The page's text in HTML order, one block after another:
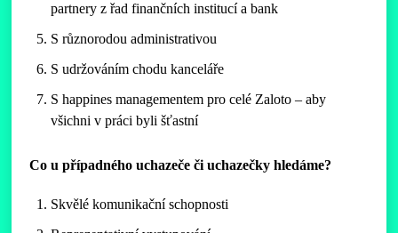
partnery z řad finančních institucí a bank
S různorodou administrativou
S udržováním chodu kanceláře
S happines managementem pro celé Zaloto – aby
všichni v práci byli šťastní
Co u případného uchazeče či uchazečky hledáme?
Skvělé komunikační schopnosti